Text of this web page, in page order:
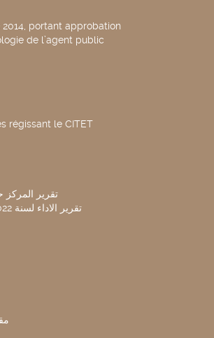
portant approbation
de l’agent public
régissant le CITET
تقرير المركز
تقرير الاداء لسنة 2022 لمركز تونس الدولي لتكنولوجيا البيئة